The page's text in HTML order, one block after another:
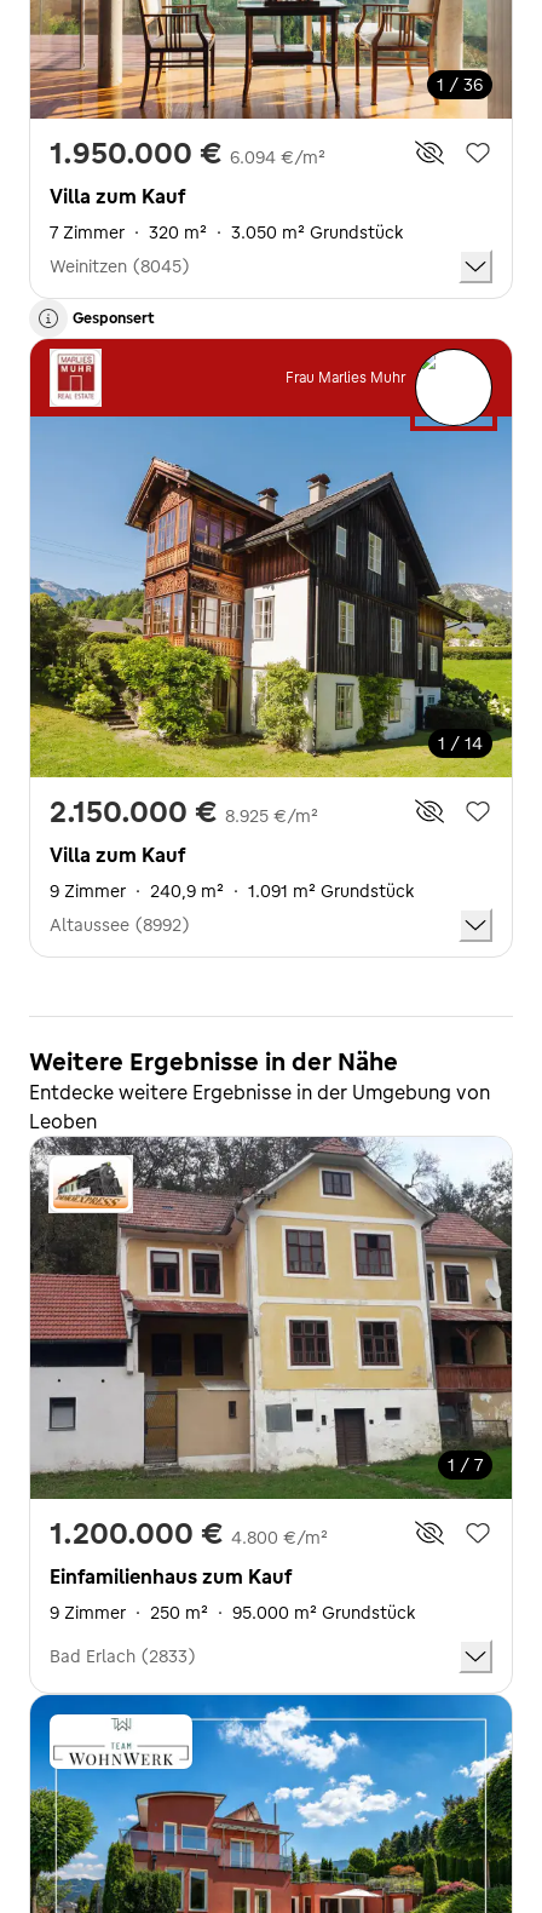
1 / 36
1.950.000 € 6.094 €/m²
Villa zum Kauf
7 Zimmer · 320 m² · 3.050 m² Grundstück
Weinitzen (8045)
Gesponsert
Frau Marlies Muhr
1 / 14
2.150.000 € 8.925 €/m²
Villa zum Kauf
9 Zimmer · 240,9 m² · 1.091 m² Grundstück
Altaussee (8992)
Weitere Ergebnisse in der Nähe
Entdecke weitere Ergebnisse in der Umgebung von
Leoben
1 / 7
1.200.000 € 4.800 €/m²
Einfamilienhaus zum Kauf
9 Zimmer · 250 m² · 95.000 m² Grundstück
Bad Erlach (2833)